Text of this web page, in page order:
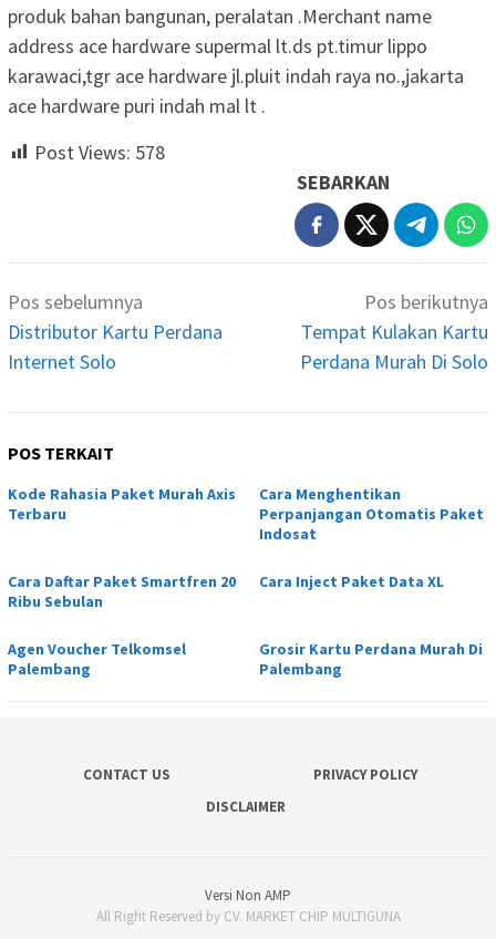
produk bahan bangunan, peralatan .Merchant name
address ace hardware supermal lt.ds pt.timur lippo
karawaci,tgr ace hardware jl.pluit indah raya no.,jakarta
ace hardware puri indah mal lt .
Post Views: 578
SEBARKAN
Navigasi
pos
Pos sebelumnya
Distributor Kartu Perdana
Internet Solo
Pos berikutnya
Tempat Kulakan Kartu
Perdana Murah Di Solo
POS TERKAIT
Kode Rahasia Paket Murah Axis
Terbaru
Cara Menghentikan
Perpanjangan Otomatis Paket
Indosat
Cara Daftar Paket Smartfren 20
Ribu Sebulan
Cara Inject Paket Data XL
Agen Voucher Telkomsel
Palembang
Grosir Kartu Perdana Murah Di
Palembang
CONTACT US
PRIVACY POLICY
DISCLAIMER
Versi Non AMP
All Right Reserved by CV. MARKET CHIP MULTIGUNA